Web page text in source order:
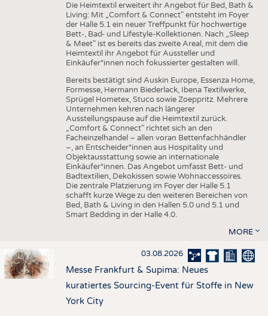
Die Heimtextil erweitert ihr Angebot für Bed, Bath &
Living: Mit „Comfort & Connect" entsteht im Foyer
der Halle 5.1 ein neuer Treffpunkt für hochwertige
Bett-, Bad- und Lifestyle-Kollektionen. Nach „Sleep
& Meet" ist es bereits das zweite Areal, mit dem die
Heimtextil ihr Angebot für Aussteller und
Einkäufer*innen noch fokussierter gestalten will.
Bereits bestätigt sind Auskin Europe, Essenza Home,
Formesse, Hermann Biederlack, Ibena Textilwerke,
Sprügel Hometex, Stuco sowie Zoeppritz. Mehrere
Unternehmen kehren nach längerer
Ausstellungspause auf die Heimtextil zurück.
„Comfort & Connect" richtet sich an den
Facheinzelhandel – allen voran Bettenfachhändler
–, an Entscheider*innen aus Hospitality und
Objektausstattung sowie an internationale
Einkäufer*innen. Das Angebot umfasst Bett- und
Badtextilien, Dekokissen sowie Wohnaccessoires.
Die zentrale Platzierung im Foyer der Halle 5.1
schafft kurze Wege zu den weiteren Bereichen von
Bed, Bath & Living in den Hallen 5.0 und 5.1 und
Smart Bedding in der Halle 4.0.
MORE
03.08.2026
Messe Frankfurt & Supima: Neues
kuratiertes Sourcing-Event für Stoffe in New
York City